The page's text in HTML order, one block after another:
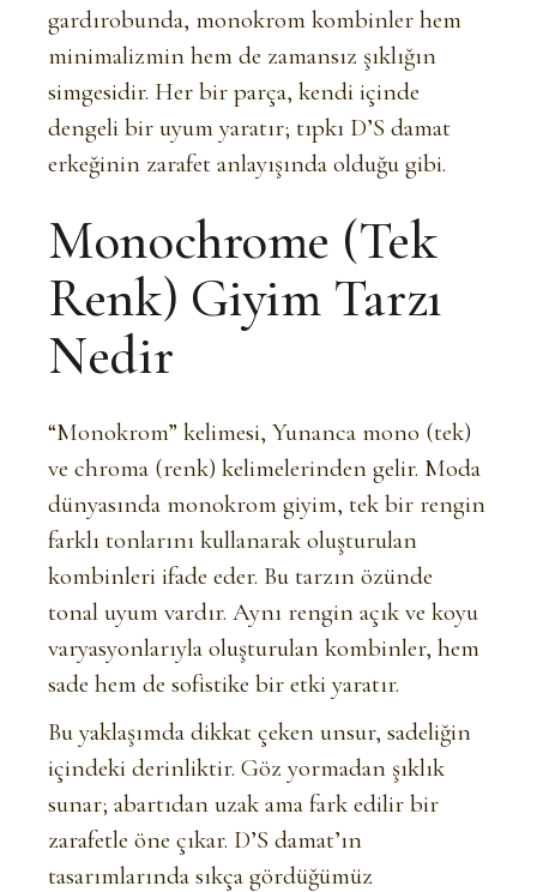
gardırobunda, monokrom kombinler hem
minimalizmin hem de zamansız şıklığın
simgesidir. Her bir parça, kendi içinde
dengeli bir uyum yaratır; tıpkı D’S damat
erkeğinin zarafet anlayışında olduğu gibi.
Monochrome (Tek
Renk) Giyim Tarzı
Nedir
“Monokrom” kelimesi, Yunanca mono (tek)
ve chroma (renk) kelimelerinden gelir. Moda
dünyasında monokrom giyim, tek bir rengin
farklı tonlarını kullanarak oluşturulan
kombinleri ifade eder. Bu tarzın özünde
tonal uyum vardır. Aynı rengin açık ve koyu
varyasyonlarıyla oluşturulan kombinler, hem
sade hem de sofistike bir etki yaratır.
Bu yaklaşımda dikkat çeken unsur, sadeliğin
içindeki derinliktir. Göz yormadan şıklık
sunar; abartıdan uzak ama fark edilir bir
zarafetle öne çıkar. D’S damat’ın
tasarımlarında sıkça gördüğümüz